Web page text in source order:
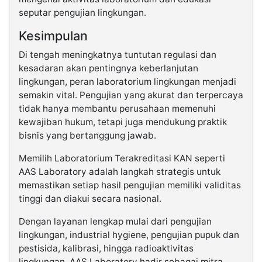
seputar pengujian lingkungan.
Kesimpulan
Di tengah meningkatnya tuntutan regulasi dan
kesadaran akan pentingnya keberlanjutan
lingkungan, peran laboratorium lingkungan menjadi
semakin vital. Pengujian yang akurat dan terpercaya
tidak hanya membantu perusahaan memenuhi
kewajiban hukum, tetapi juga mendukung praktik
bisnis yang bertanggung jawab.
Memilih Laboratorium Terakreditasi KAN seperti
AAS Laboratory adalah langkah strategis untuk
memastikan setiap hasil pengujian memiliki validitas
tinggi dan diakui secara nasional.
Dengan layanan lengkap mulai dari pengujian
lingkungan, industrial hygiene, pengujian pupuk dan
pestisida, kalibrasi, hingga radioaktivitas